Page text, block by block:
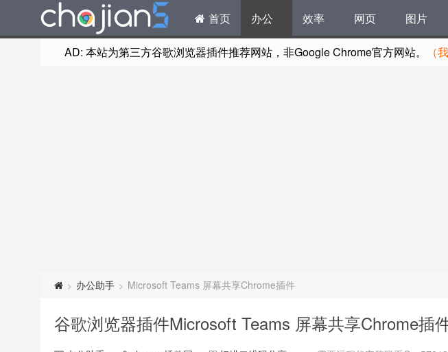
首页 办公 效率 网页 图片
AD: 本站为第三方谷歌浏览器插件推荐网站，非Google Chrome官方网站。 （
> 办公助手 > Microsoft Teams 屏幕共享Chrome插件
谷歌浏览器插件Microsoft Teams 屏幕共享Chrome插